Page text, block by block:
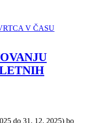
do 31. 12. 2025) bo